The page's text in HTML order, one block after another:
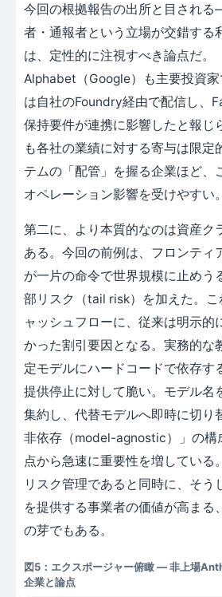
今回の根拠報告の出所と目され
者・通報者という立場が交錯する
は、定性的に注視すべき論点だ。
Alphabet（Google）も主要投資
は自社のFoundry経由で配信し、
保持要件が連携に影響したと報じ
も各社の業績に対する寄与は限定
テムの「配管」を握る企業ほど、
オペレーション影響を受けやすい。
第二に、より本質的なのは資産ク
ある。今回の前例は、フロンティ
が一片の命令で世界規模に止めう
部リスク（tail risk）を加えた。こ
ャッシュフローに、従来は明示的
かった割引要因となる。実務的
定モデルにハードコードで依存す
提供停止に対して脆い。モデル名
集約し、代替モデルへ即時に切り
非依存（model-agnostic）」の構
点から急速に重要性を増している
リスク管理であると同時に、そう
を提供する事業者の価値が高まる
の芽でもある。
図5：エクスポージャー俯瞰 ― 非上場
企業と論点